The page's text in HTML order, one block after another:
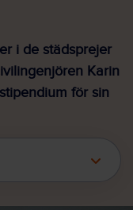
i de städsprejer
Karin
för sin